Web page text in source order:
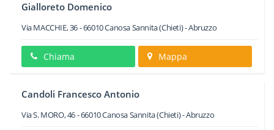
Gialloreto Domenico
Via MACCHIE, 36-66010Canosa Sannita(Chieti) -Abruzzo
Chiama Mappa
Candoli Francesco Antonio
Via S. MORO, 46-66010Canosa Sannita(Chieti) -Abruzzo